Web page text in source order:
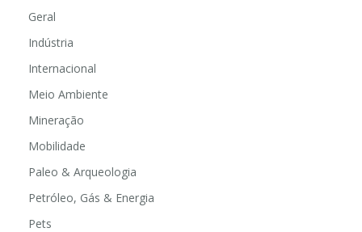
Geral
Indústria
Internacional
Meio Ambiente
Mineração
Mobilidade
Paleo & Arqueologia
Petróleo, Gás & Energia
Pets